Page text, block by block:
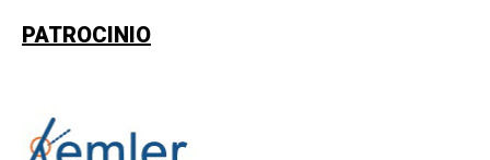
PATROCINIO